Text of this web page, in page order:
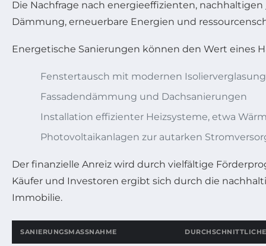
Die Nachfrage nach energieeffizienten, nachhaltigen
Dämmung, erneuerbare Energien und
Energetische Sanierungen können den Wert eines
Fenstertausch mit modernen
Fassadendämmung und Dachsanierungen
Installation effizienter Heizsysteme, etwa
Photovoltaikanlagen zur autarken
Der finanzielle Anreiz wird durch vielfältige
Käufer und Investoren ergibt sich durch die
Immobilie.
SANIERUNGSMASSNAHME